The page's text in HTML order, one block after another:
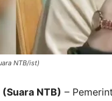
NTB/ist)
NTB) –